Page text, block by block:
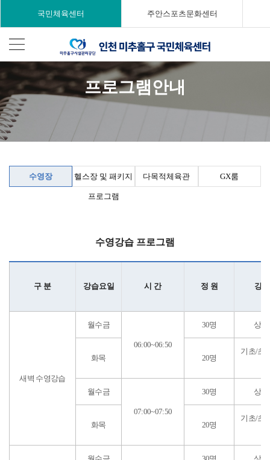
국민체육센터 주안스포츠문화센터
프로그램안내
수영장 헬스장 및 패키지
프로그램
다목적체육관 GX룸
수영강습 프로그램
구 분 강습요일 시 간 정 원 강
새벽 수영강습
월수금
06:00~06:50
30명 상
화목 20명
기초/초
월수금
07:00~07:50
30명 상
화목 20명
기초/초